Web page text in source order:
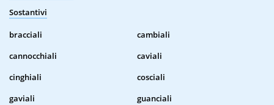
Sostantivi
bracciali
cambiali
cannocchiali
caviali
cinghiali
cosciali
gaviali
guanciali